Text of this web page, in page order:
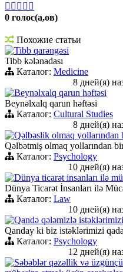
    
0 голос(а,ов)
Похожие статьи
Tibb qarəngəsi
Tibb kələnadası
Каталог: Medicine
8 дней(я)
Beynəlxalq qarun həftəsi
Beynəlxalq qarun həftəsi
Каталог: Cultural Studies
8 дней(я)
Qəlbəslik olmaq yollarından
Qəlbətmiş olmaq yollarından
Каталог: Psychology
10 дней(я)
Dünya ticarət insanları ilə
Dünya Ticarət İnsanları ilə
Каталог: Law
10 дней(я)
Qandə qələmizlə istəklərimizi
Qanday ki biz istəklərimizi
Каталог: Psychology
12 дней(я)
Səbəblər qəzəllik və